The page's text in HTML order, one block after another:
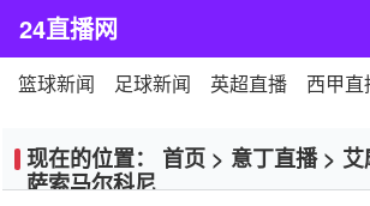
24直播网
篮球新闻 足球新闻 英超直播 西甲直
现在的位置： 首页 > 意丁直播> 艾
萨索马尔科尼